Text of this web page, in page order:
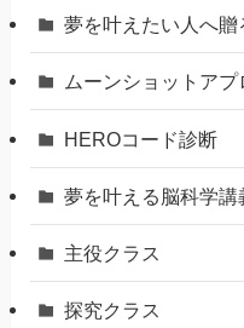
夢を叶えたい人へ
ムーンショットアプ
HEROコード診断
夢を叶える脳科学講
主役クラス
探究クラス